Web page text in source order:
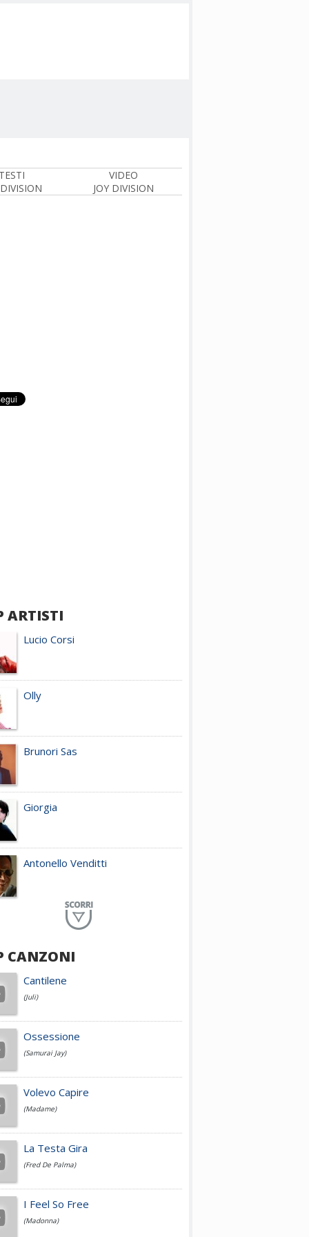
VIDEO
JOY DIVISION
ARTISTI
Lucio Corsi
Olly
Brunori Sas
Giorgia
Antonello Venditti
Planet Funk
Achille Lauro
Cesare Cremonini
Jovanotti
Fedez
Simone Cristicchi
CANZONI
Cantilene
(Juli)
Ossessione
(Samurai Jay)
Volevo Capire
(Madame)
La Testa Gira
(Fred De Palma)
I Feel So Free
(Madonna)